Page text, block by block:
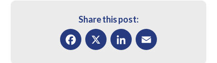
Share this post: